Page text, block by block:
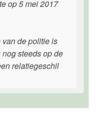
op 5 mei 2017
de politie is
steeds op de
relatiegeschil